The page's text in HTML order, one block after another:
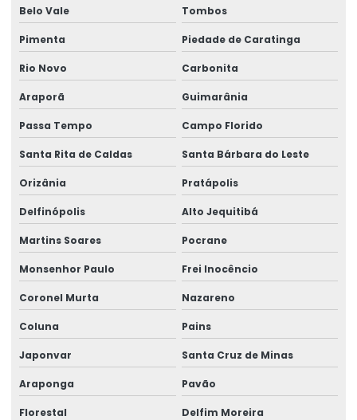
Belo Vale Tombos
Pimenta Piedade de Caratinga
Rio Novo Carbonita
Araporã Guimarânia
Passa Tempo Campo Florido
Santa Rita de Caldas Santa Bárbara do Leste
Orizânia Pratápolis
Delfinópolis Alto Jequitibá
Martins Soares Pocrane
Monsenhor Paulo Frei Inocêncio
Coronel Murta Nazareno
Coluna Pains
Japonvar Santa Cruz de Minas
Araponga Pavão
Florestal Delfim Moreira